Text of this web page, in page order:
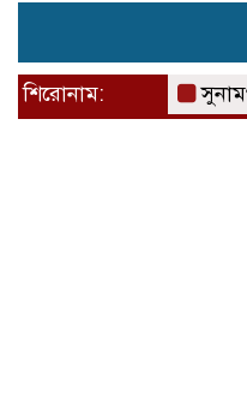
শিরোনাম: সুনামগঞ্জ